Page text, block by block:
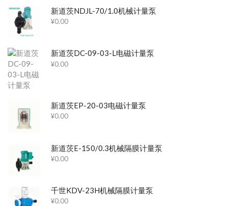
新道茨NDJL-70/1.0机械计量泵
¥0.00
新道茨DC-09-03-L电磁计量泵
¥0.00
新道茨EP-20-03电磁计量泵
¥0.00
新道茨E-150/0.3机械隔膜计量泵
¥0.00
千世KDV-23H机械隔膜计量泵
¥0.00